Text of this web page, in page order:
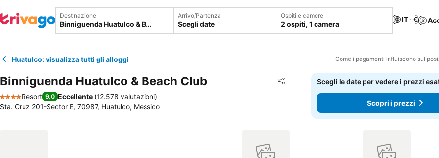
Destinazione Arrivo/Partenza
Scegli date
Ospiti e camere
2 ospiti, 1 camera
IT · €
Huatulco: visualizza tutti gli alloggi Come i pagamenti influiscono sul
Binniguenda Huatulco & Beach Club Condividi
Aggiungi ai preferiti
4 Stelle
Resort 9,0 Eccellente (12.578 valutazioni)
Sta. Cruz 201-Sector E, 70987, Huatulco, Messico
Scegli le date per vedere i prezzi
Scopri i prezzi